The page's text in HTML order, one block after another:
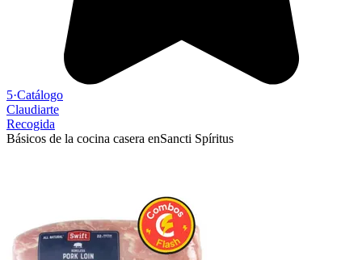
5·Catálogo
Claudiarte
Recogida
Básicos de la cocina casera enSancti Spíritus